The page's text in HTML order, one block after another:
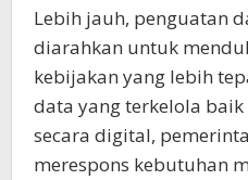
Lebih jauh, penguatan
diarahkan untuk
kebijakan yang lebih
data yang terkelola
secara digital,
merespons kebutuhan